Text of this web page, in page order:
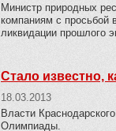
Министр природных
компаниям с просьбой
ликвидации прошлого
Стало известно,
18.03.2013
Власти
Олимпиады.